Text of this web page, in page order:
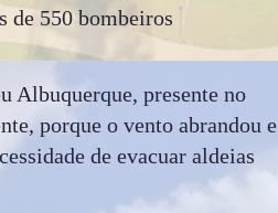
de 550 bombeiros
Albuquerque, presente no
porque o vento abrandou e
de evacuar aldeias